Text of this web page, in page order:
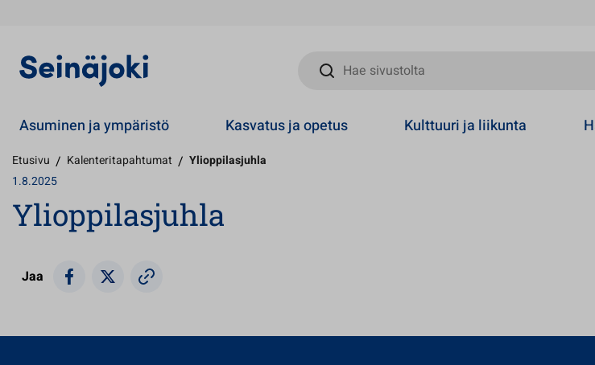
Hae sivustolta
Asuminen ja ympäristö Kasvatus ja opetus Kulttuuri ja liikunta
Etusivu / Kalenteritapahtumat / Ylioppilasjuhla
1.8.2025
Ylioppilasjuhla
Jaa